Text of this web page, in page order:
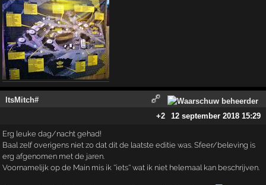
ltsMitch#
+2
12 september 2018 15:29
Erg leuke dag/nacht gehad!
Baal zelf overigens niet zo dat dit de laatste editie was. Sfeer/beleving is
erg afgenomen met de jaren.
Voornamelijk op de Main mis ik ''iets'' wat ik niet helemaal kan beschrijven.